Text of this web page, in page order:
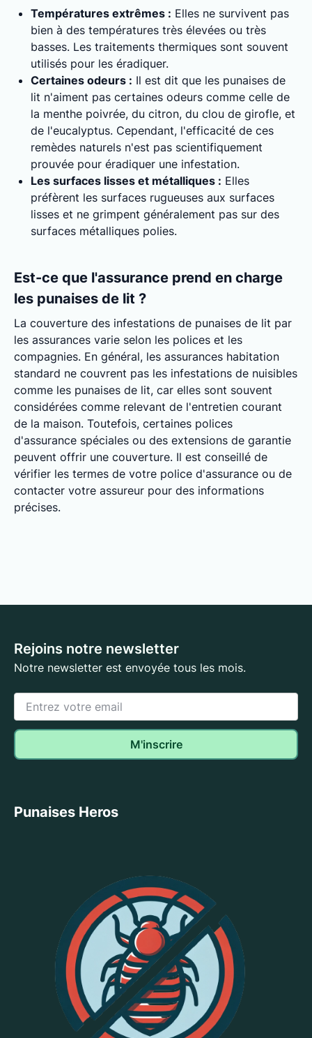
Températures extrêmes : Elles ne survivent pas
bien à des températures très élevées ou très
basses. Les traitements thermiques sont souvent
utilisés pour les éradiquer.
Certaines odeurs : Il est dit que les punaises de
lit n'aiment pas certaines odeurs comme celle de
la menthe poivrée, du citron, du clou de girofle, et
de l'eucalyptus. Cependant, l'efficacité de ces
remèdes naturels n'est pas scientifiquement
prouvée pour éradiquer une infestation.
Les surfaces lisses et métalliques : Elles
préfèrent les surfaces rugueuses aux surfaces
lisses et ne grimpent généralement pas sur des
surfaces métalliques polies.
Est-ce que l'assurance prend en charge
les punaises de lit ?
La couverture des infestations de punaises de lit par
les assurances varie selon les polices et les
compagnies. En général, les assurances habitation
standard ne couvrent pas les infestations de nuisibles
comme les punaises de lit, car elles sont souvent
considérées comme relevant de l'entretien courant
de la maison. Toutefois, certaines polices
d'assurance spéciales ou des extensions de garantie
peuvent offrir une couverture. Il est conseillé de
vérifier les termes de votre police d'assurance ou de
contacter votre assureur pour des informations
précises.
Rejoins notre newsletter
Notre newsletter est envoyée tous les mois.
Punaises Heros